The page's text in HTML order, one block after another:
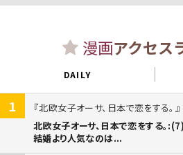
漫画アクセス
DAILY
1
北欧女子オーサ、日本で恋をする。
北欧女子オーサ、日本で恋をする。
結婚より人気なのは...